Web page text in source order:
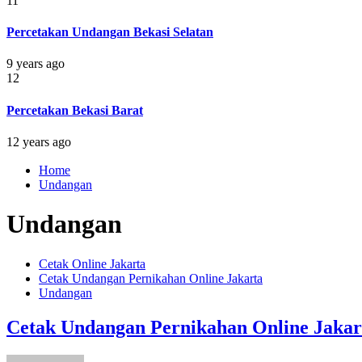
Percetakan Undangan Bekasi Selatan
9 years ago
12
Percetakan Bekasi Barat
12 years ago
Home
Undangan
Undangan
Cetak Online Jakarta
Cetak Undangan Pernikahan Online Jakarta
Undangan
Cetak Undangan Pernikahan Online